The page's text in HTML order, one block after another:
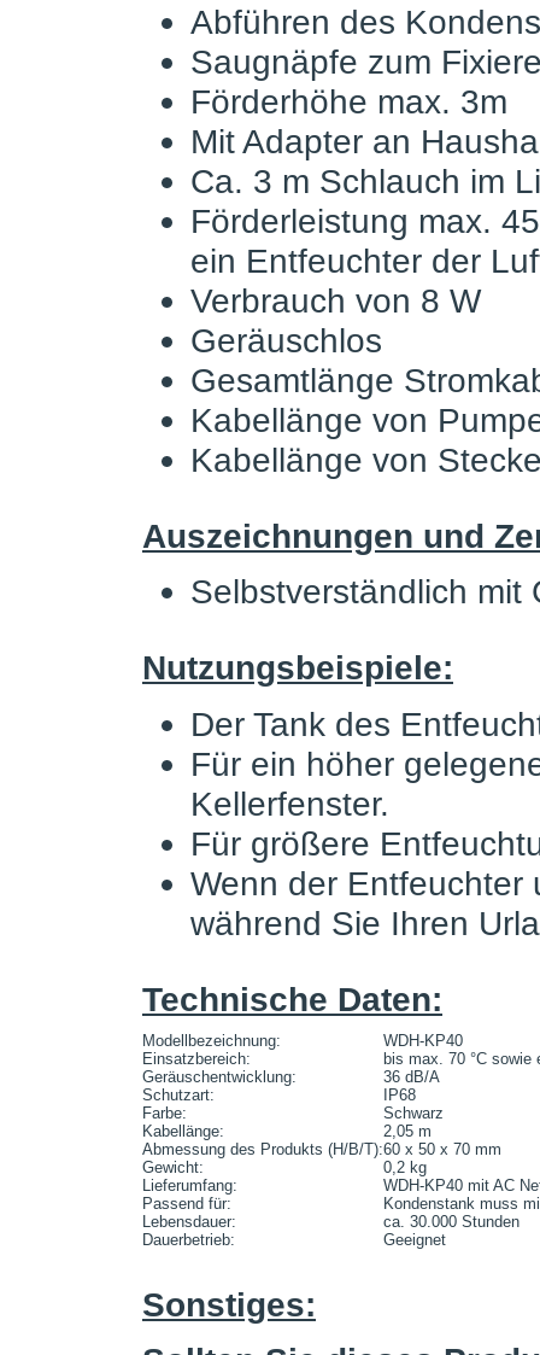
Abführen des
Saugnäpfe zum
Förderhöhe max. 3m
Mit Adapter an
Ca. 3 m Schlauch im
Förderleistung max.
ein Entfeuchter der
Verbrauch von 8 W
Geräuschlos
Gesamtlänge
Kabellänge von
Kabellänge von
Auszeichnungen und
Selbstverständlich mit
Nutzungsbeispiele:
Der Tank des
Für ein höher
Kellerfenster.
Für größere
Wenn der Entfeuchter
während Sie Ihren
Technische Daten:
Modellbezeichnung:
WDH-KP40
Einsatzbereich:
bis max. 70 °C sowie
Geräuschentwicklung:
36 dB/A
Schutzart:
IP68
Farbe:
Schwarz
Kabellänge:
2,05 m
Abmessung des Produkts (H/B/T):60 x 50 x 70 mm
Gewicht:
0,2 kg
Lieferumfang:
WDH-KP40 mit AC
Passend für:
Kondenstank muss
Lebensdauer:
ca. 30.000 Stunden
Dauerbetrieb:
Geeignet
Sonstiges: